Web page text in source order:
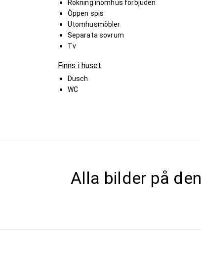
Rökning inomhus förbjuden
Öppen spis
Utomhusmöbler
Separata sovrum
Tv
Finns i huset
Dusch
WC
Alla bilder på